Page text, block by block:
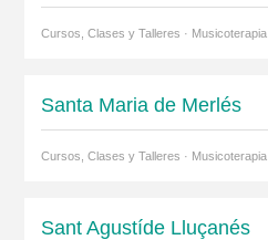
Cursos, Clases y Talleres · Musicoterapia
Santa Maria de Merlés
Cursos, Clases y Talleres · Musicoterapia
Sant Agustíde Lluçanés